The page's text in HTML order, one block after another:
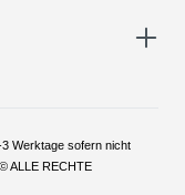
Werktage sofern nicht
ALLE RECHTE